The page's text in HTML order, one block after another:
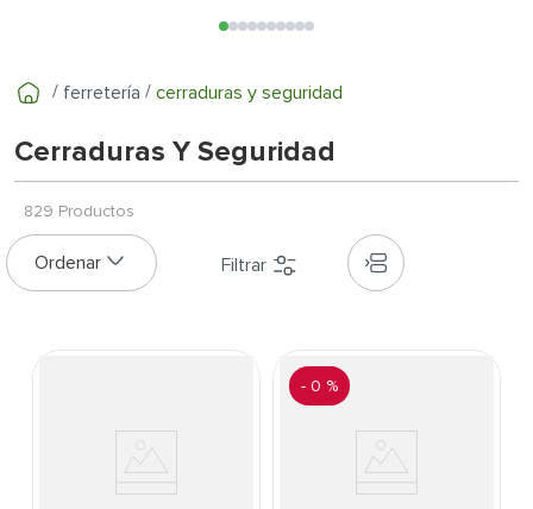
ferretería cerraduras y seguridad
Cerraduras Y Seguridad
829 Productos
- 0 %
9 .
puerta